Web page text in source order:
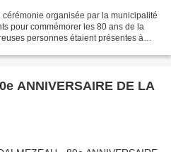
organisée par la municipalité
pour commémorer les 80 ans de la
personnes étaient présentes à
ANNIVERSAIRE DE LA